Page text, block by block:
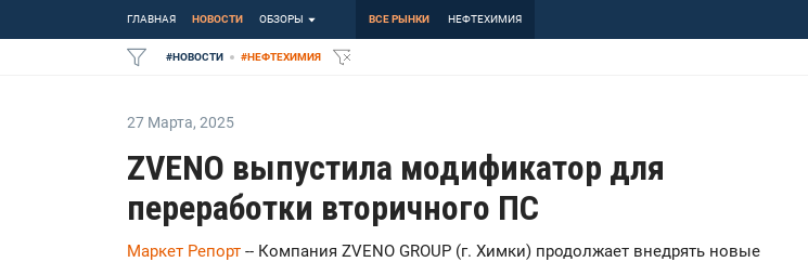
ГЛАВНАЯ НОВОСТИ ОБЗОРЫ ВСЕ РЫНКИ НЕФТЕХИМИЯ
#НОВОСТИ #НЕФТЕХИМИЯ
27 Марта, 2025
ZVENO выпустила модификатор для
переработки вторичного ПС
Маркет Репорт -- Компания ZVENO GROUP (г. Химки) продолжает внедрять новые